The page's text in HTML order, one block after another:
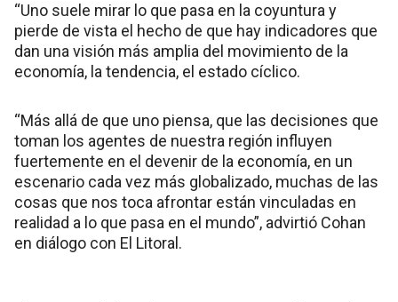
“Uno suele mirar lo que pasa en la coyuntura y
pierde de vista el hecho de que hay indicadores que
dan una visión más amplia del movimiento de la
economía, la tendencia, el estado cíclico.
“Más allá de que uno piensa, que las decisiones que
toman los agentes de nuestra región influyen
fuertemente en el devenir de la economía, en un
escenario cada vez más globalizado, muchas de las
cosas que nos toca afrontar están vinculadas en
realidad a lo que pasa en el mundo”, advirtió Cohan
en diálogo con El Litoral.